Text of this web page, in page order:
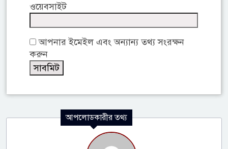
ওয়েবসাইট
আপনার ইমেইল এবং অন্যান্য তথ্য সংরক্ষন
করুন
আপলোডকারীর তথ্য